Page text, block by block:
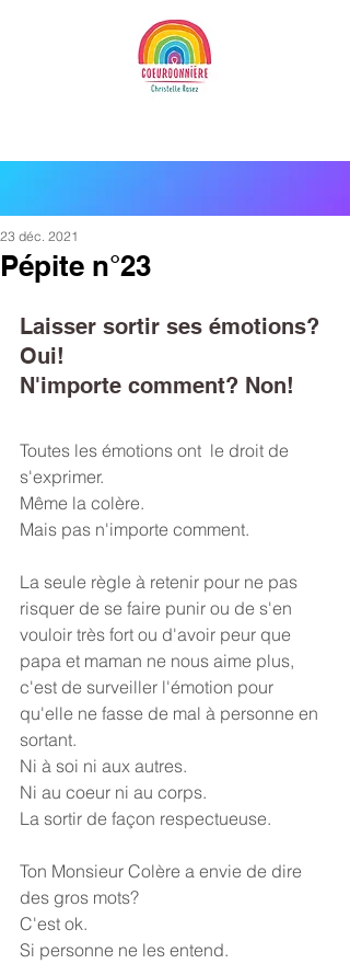
Pépite n°23
23 déc. 2021
Laisser sortir ses émotions?
Oui!
N'importe comment? Non!
Toutes les émotions ont  le droit de
s'exprimer.
Même la colère.
Mais pas n'importe comment.
La seule règle à retenir pour ne pas
risquer de se faire punir ou de s'en
vouloir très fort ou d'avoir peur que
papa et maman ne nous aime plus,
c'est de surveiller l'émotion pour
qu'elle ne fasse de mal à personne en
sortant.
Ni à soi ni aux autres.
Ni au coeur ni au corps.
La sortir de façon respectueuse.
Ton Monsieur Colère a envie de dire
des gros mots?
C'est ok.
Si personne ne les entend.